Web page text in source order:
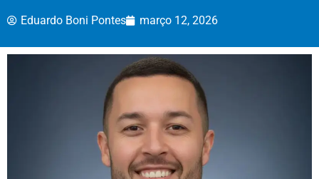
Eduardo Boni Pontes março 12, 2026